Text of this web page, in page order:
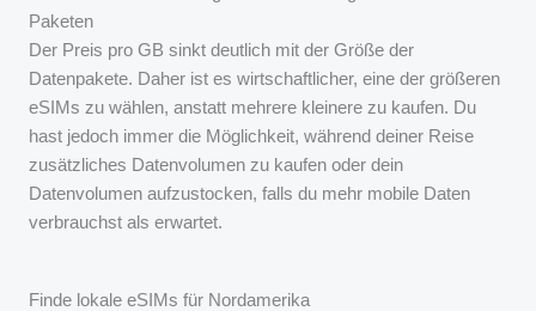
Paketen
Der Preis pro GB sinkt deutlich mit der Größe der
Datenpakete. Daher ist es wirtschaftlicher, eine der größeren
eSIMs zu wählen, anstatt mehrere kleinere zu kaufen. Du
hast jedoch immer die Möglichkeit, während deiner Reise
zusätzliches Datenvolumen zu kaufen oder dein
Datenvolumen aufzustocken, falls du mehr mobile Daten
verbrauchst als erwartet.
Finde lokale eSIMs für Nordamerika